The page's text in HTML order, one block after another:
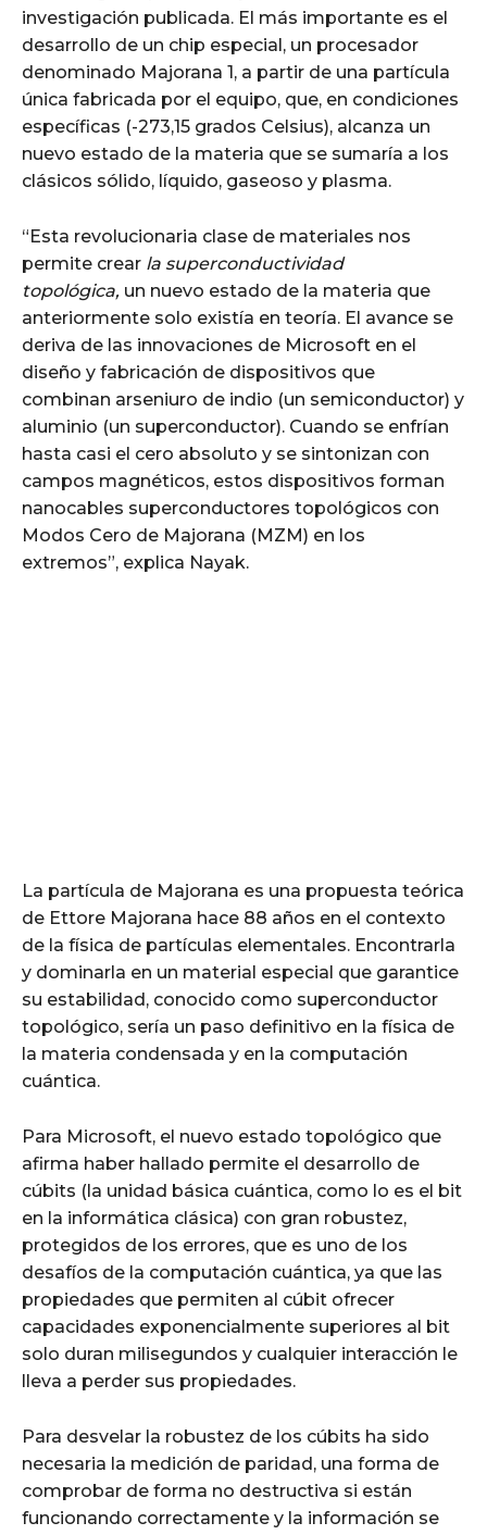
investigación publicada. El más importante es el
desarrollo de un chip especial, un procesador
denominado Majorana 1, a partir de una partícula
única fabricada por el equipo, que, en condiciones
específicas (-273,15 grados Celsius), alcanza un
nuevo estado de la materia que se sumaría a los
clásicos sólido, líquido, gaseoso y plasma.
“Esta revolucionaria clase de materiales nos
permite crear la superconductividad
topológica, un nuevo estado de la materia que
anteriormente solo existía en teoría. El avance se
deriva de las innovaciones de Microsoft en el
diseño y fabricación de dispositivos que
combinan arseniuro de indio (un semiconductor) y
aluminio (un superconductor). Cuando se enfrían
hasta casi el cero absoluto y se sintonizan con
campos magnéticos, estos dispositivos forman
nanocables superconductores topológicos con
Modos Cero de Majorana (MZM) en los
extremos”, explica Nayak.
La partícula de Majorana es una propuesta teórica
de Ettore Majorana hace 88 años en el contexto
de la física de partículas elementales. Encontrarla
y dominarla en un material especial que garantice
su estabilidad, conocido como superconductor
topológico, sería un paso definitivo en la física de
la materia condensada y en la computación
cuántica.
Para Microsoft, el nuevo estado topológico que
afirma haber hallado permite el desarrollo de
cúbits (la unidad básica cuántica, como lo es el bit
en la informática clásica) con gran robustez,
protegidos de los errores, que es uno de los
desafíos de la computación cuántica, ya que las
propiedades que permiten al cúbit ofrecer
capacidades exponencialmente superiores al bit
solo duran milisegundos y cualquier interacción le
lleva a perder sus propiedades.
Para desvelar la robustez de los cúbits ha sido
necesaria la medición de paridad, una forma de
comprobar de forma no destructiva si están
funcionando correctamente y la información se